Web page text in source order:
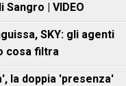
| VIDEO
SKY: gli agenti
cosa filtra
la doppia 'presenza'